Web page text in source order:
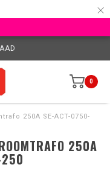
×
0
250A SE-ACT-0750-
250A